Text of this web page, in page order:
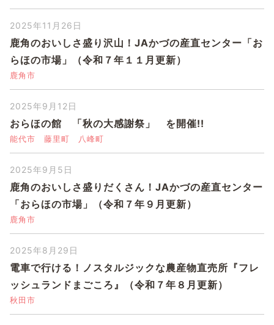
2025年11月26日
鹿角のおいしさ盛り沢山！JAかづの産直センター「お
らほの市場」（令和７年１１月更新）
鹿角市
2025年9月12日
おらほの館 「秋の大感謝祭」 を開催!!
能代市 藤里町 八峰町
2025年9月5日
鹿角のおいしさ盛りだくさん！JAかづの産直センター
「おらほの市場」（令和７年９月更新）
鹿角市
2025年8月29日
電車で行ける！ノスタルジックな農産物直売所『フレ
ッシュランドまごころ』（令和７年８月更新）
秋田市